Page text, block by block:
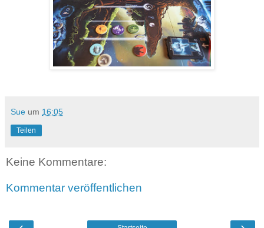
Sue um 16:05
Teilen
Keine Kommentare:
Kommentar veröffentlichen